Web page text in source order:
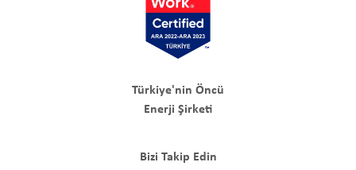
Türkiye'nin Öncü
Enerji Şirketi
Bizi Takip Edin